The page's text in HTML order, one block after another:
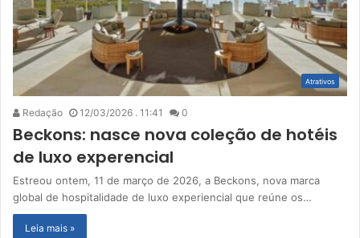
Atrativos
Redação 12/03/2026 . 11:41 0
Beckons: nasce nova coleção de hotéis
de luxo experencial
Estreou ontem, 11 de março de 2026, a Beckons, nova marca
global de hospitalidade de luxo experiencial que reúne os…
Leia mais »